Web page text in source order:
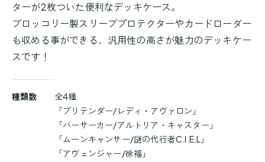
ターが2枚ついた便利なデッキケース。
ブロッコリー製スリーブプロテクターやカードローダー
も収める事ができる、汎用性の高さが魅力のデッキケー
スです！
品
種類数
全4種
「プリテンダー/レディ・アヴァロン」
「バーサーカー/アルトリア・キャスター」
「ムーンキャンサー/謎の代行者C.I.E.L」
「アヴェンジャー/徐福」